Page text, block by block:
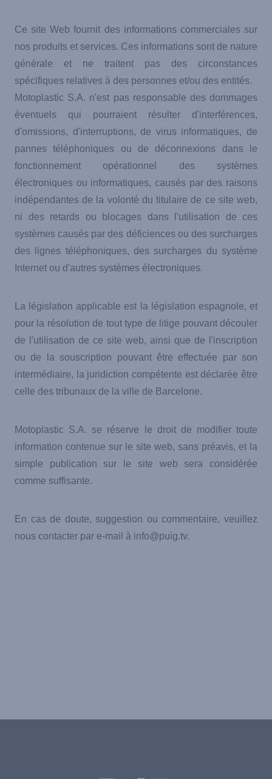
Ce site Web fournit des informations commerciales sur
nos produits et services. Ces informations sont de nature
générale et ne traitent pas des circonstances
spécifiques relatives à des personnes et/ou des entités.
Motoplastic S.A. n'est pas responsable des dommages
éventuels qui pourraient résulter d'interférences,
d'omissions, d'interruptions, de virus informatiques, de
pannes téléphoniques ou de déconnexions dans le
fonctionnement opérationnel des systèmes
électroniques ou informatiques, causés par des raisons
indépendantes de la volonté du titulaire de ce site web,
ni des retards ou blocages dans l'utilisation de ces
systèmes causés par des déficiences ou des surcharges
des lignes téléphoniques, des surcharges du système
Internet ou d'autres systèmes électroniques.
La législation applicable est la législation espagnole, et
pour la résolution de tout type de litige pouvant découler
de l'utilisation de ce site web, ainsi que de l'inscription
ou de la souscription pouvant être effectuée par son
intermédiaire, la juridiction compétente est déclarée être
celle des tribunaux de la ville de Barcelone.
Motoplastic S.A. se réserve le droit de modifier toute
information contenue sur le site web, sans préavis, et la
simple publication sur le site web sera considérée
comme suffisante.
En cas de doute, suggestion ou commentaire, veuillez
nous contacter par e-mail à info@puig.tv.